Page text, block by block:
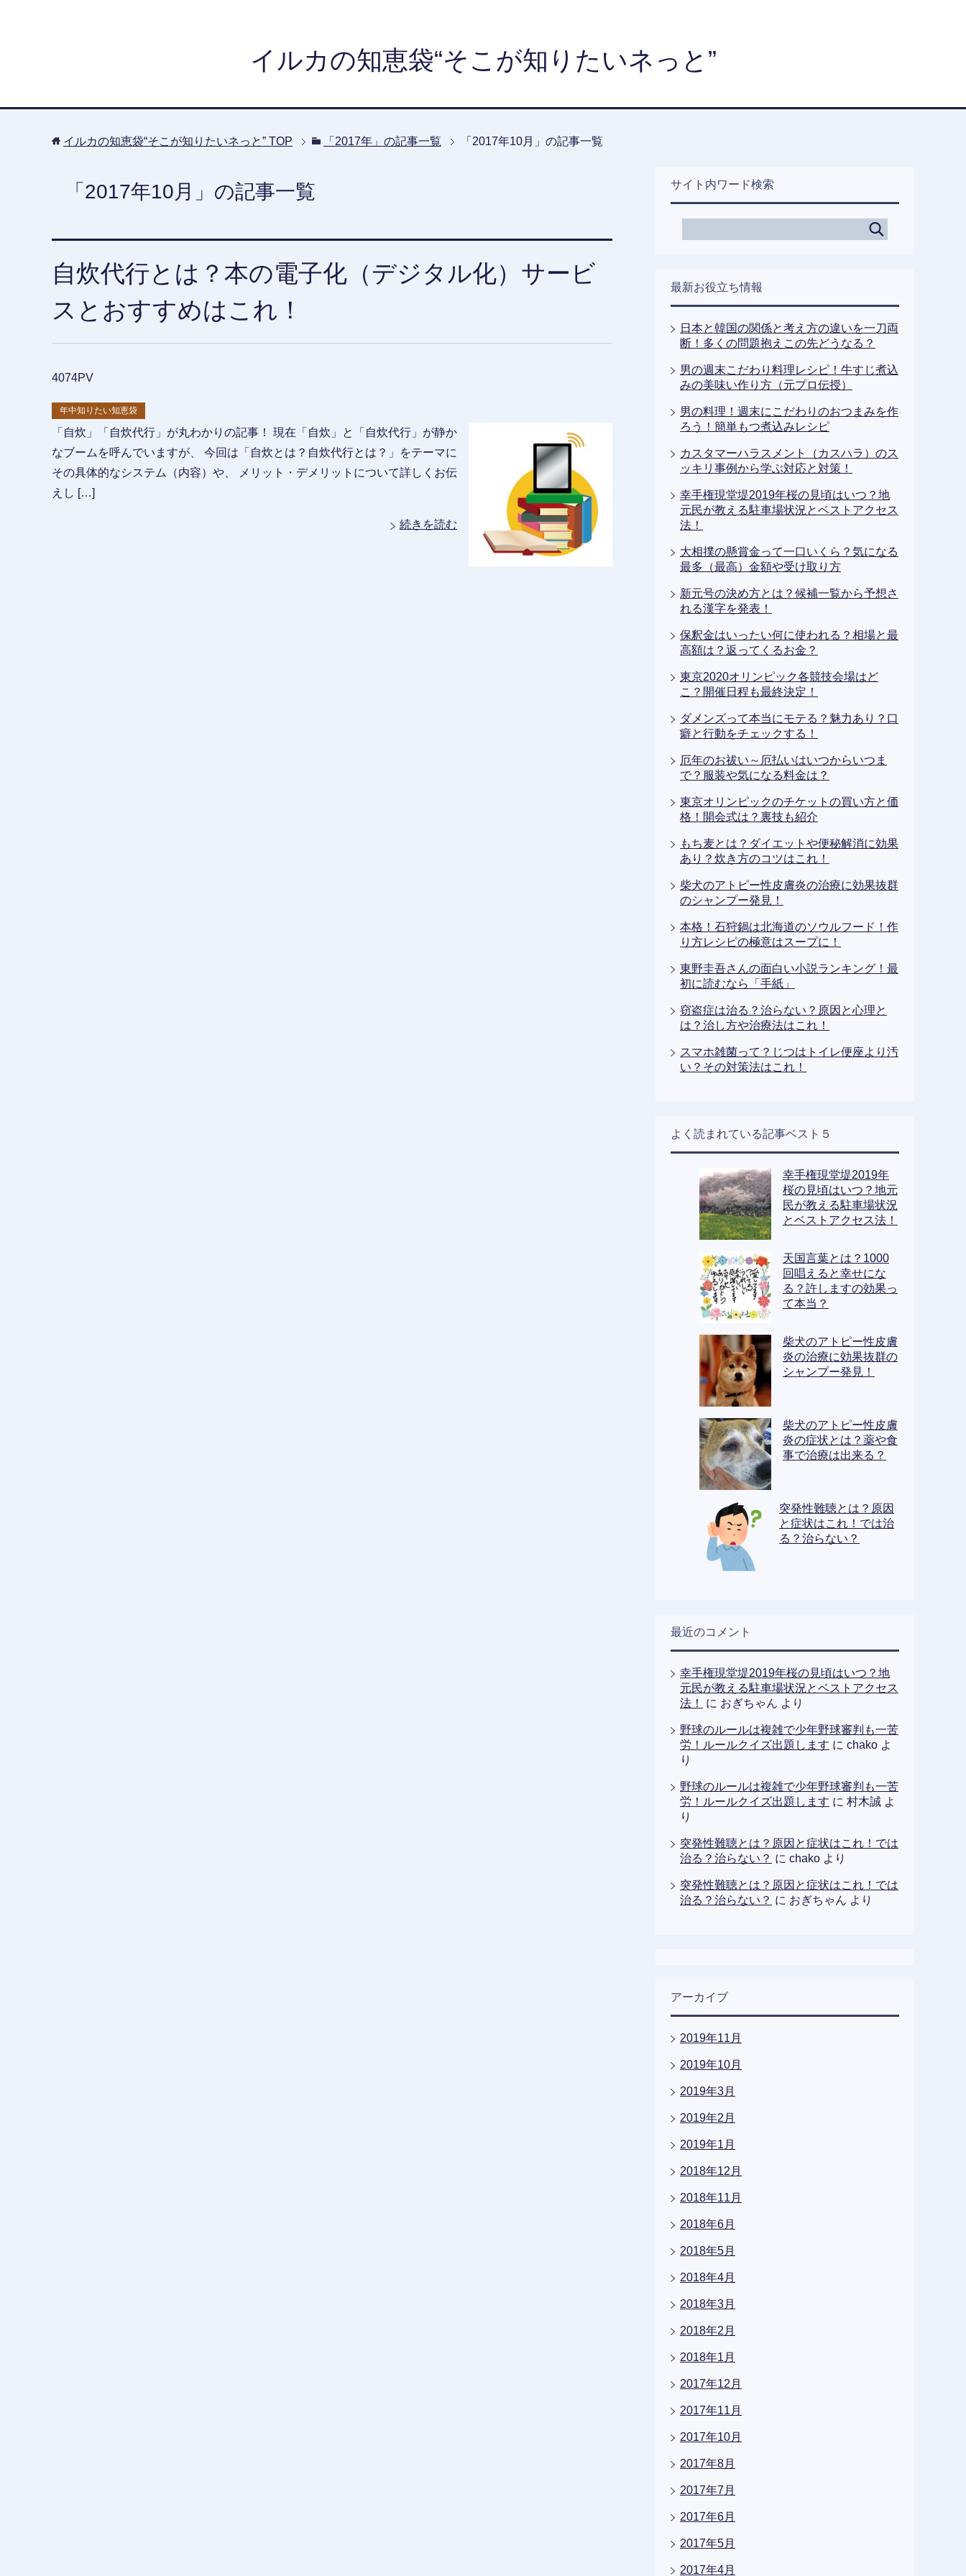
イルカの知恵袋“そこが知りたいネっと”
イルカの知恵袋“そこが知りたいネっと” TOP 「2017年」の記事一覧 「2017年10月」の記事一覧
「2017年10月」の記事一覧
自炊代行とは？本の電子化（デジタル化）サービ
スとおすすめはこれ！
4074PV
年中知りたい知恵袋
「自炊」「自炊代行」が丸わかりの記事！ 現在「自炊」と「自炊代行」が静か
なブームを呼んでいますが、 今回は「自炊とは？自炊代行とは？」をテーマに
その具体的なシステム（内容）や、 メリット・デメリットについて詳しくお伝
えし […]
続きを読む
サイト内ワード検索
最新お役立ち情報
日本と韓国の関係と考え方の違いを一刀両
断！多くの問題抱えこの先どうなる？
男の週末こだわり料理レシピ！牛すじ煮込
みの美味い作り方（元プロ伝授）
男の料理！週末にこだわりのおつまみを作
ろう！簡単もつ煮込みレシピ
カスタマーハラスメント（カスハラ）のス
ッキリ事例から学ぶ対応と対策！
幸手権現堂堤2019年桜の見頃はいつ？地
元民が教える駐車場状況とベストアクセス
法！
大相撲の懸賞金って一口いくら？気になる
最多（最高）金額や受け取り方
新元号の決め方とは？候補一覧から予想さ
れる漢字を発表！
保釈金はいったい何に使われる？相場と最
高額は？返ってくるお金？
東京2020オリンピック各競技会場はど
こ？開催日程も最終決定！
ダメンズって本当にモテる？魅力あり？口
癖と行動をチェックする！
厄年のお祓い～厄払いはいつからいつま
で？服装や気になる料金は？
東京オリンピックのチケットの買い方と価
格！開会式は？裏技も紹介
もち麦とは？ダイエットや便秘解消に効果
あり？炊き方のコツはこれ！
柴犬のアトピー性皮膚炎の治療に効果抜群
のシャンプー発見！
本格！石狩鍋は北海道のソウルフード！作
り方レシピの極意はスープに！
東野圭吾さんの面白い小説ランキング！最
初に読むなら「手紙」
窃盗症は治る？治らない？原因と心理と
は？治し方や治療法はこれ！
スマホ雑菌って？じつはトイレ便座より汚
い？その対策法はこれ！
よく読まれている記事ベスト５
幸手権現堂堤2019年
桜の見頃はいつ？地元
民が教える駐車場状況
とベストアクセス法！
天国言葉とは？1000
回唱えると幸せにな
る？許しますの効果っ
て本当？
柴犬のアトピー性皮膚
炎の治療に効果抜群の
シャンプー発見！
柴犬のアトピー性皮膚
炎の症状とは？薬や食
事で治療は出来る？
突発性難聴とは？原因
と症状はこれ！では治
る？治らない？
最近のコメント
幸手権現堂堤2019年桜の見頃はいつ？地
元民が教える駐車場状況とベストアクセス
法！
に おぎちゃん より
野球のルールは複雑で少年野球審判も一苦
労！ルールクイズ出題します に chako よ
り
野球のルールは複雑で少年野球審判も一苦
労！ルールクイズ出題します に 村木誠 よ
り
突発性難聴とは？原因と症状はこれ！では
治る？治らない？ に chako より
突発性難聴とは？原因と症状はこれ！では
治る？治らない？ に おぎちゃん より
アーカイブ
2019年11月
2019年10月
2019年3月
2019年2月
2019年1月
2018年12月
2018年11月
2018年6月
2018年5月
2018年4月
2018年3月
2018年2月
2018年1月
2017年12月
2017年11月
2017年10月
2017年8月
2017年7月
2017年6月
2017年5月
2017年4月